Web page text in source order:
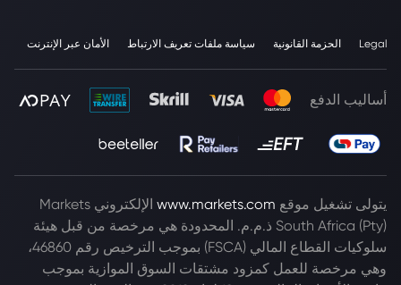
Legal الحزمة القانونية سياسة ملفات تعريف الارتباط الأمان عبر الإنترنت
أساليب الدفع
يتولى تشغيل موقع www.markets.com
الإلكتروني Markets
South Africa (Pty) ذ.م.م. المحدودة هي مرخصة من قبل هيئة
سلوكيات القطاع المالي (FSCA) بموجب الترخيص رقم 46860،
وهي مرخصة للعمل كمزود مشتقات السوق الموازية بموجب